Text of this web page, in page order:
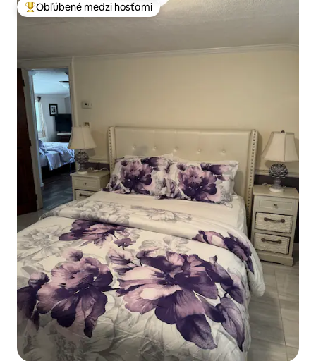
Najobľúbenejšie medzi hosťami
Obľúbené medzi hosťami